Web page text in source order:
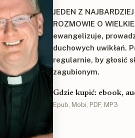
JEDEN Z
ROZMOWIE O
ewangelizuje,
duchowych uwikłań.
regularnie, by głosić
zagubionym.
Gdzie kupić: ebook,
Epub, Mobi, PDF, MP3